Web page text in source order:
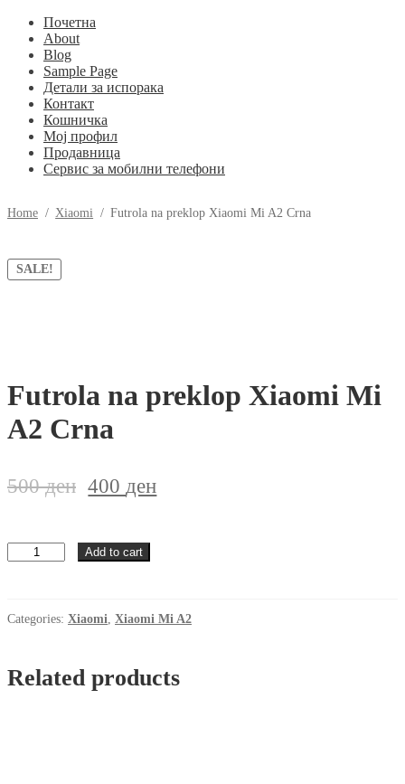
Почетна
About
Blog
Sample Page
Детали за испорака
Контакт
Кошничка
Мој профил
Продавница
Сервис за мобилни телефони
Home / Xiaomi / Futrola na preklop Xiaomi Mi A2 Crna
SALE!
Futrola na preklop Xiaomi Mi
A2 Crna
500ден 400ден
Futrola
na
Mi
Add to cart
Categories: Xiaomi, Xiaomi Mi A2
Related products